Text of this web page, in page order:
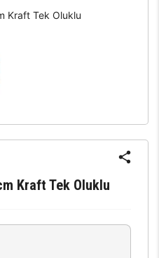
Kraft Tek Oluklu
Kraft Tek Oluklu